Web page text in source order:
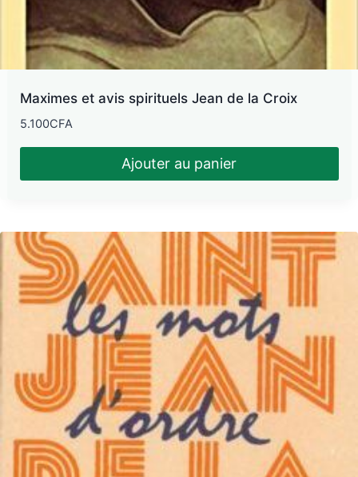
Maximes et avis spirituels Jean de la Croix
5.100CFA
Ajouter au panier